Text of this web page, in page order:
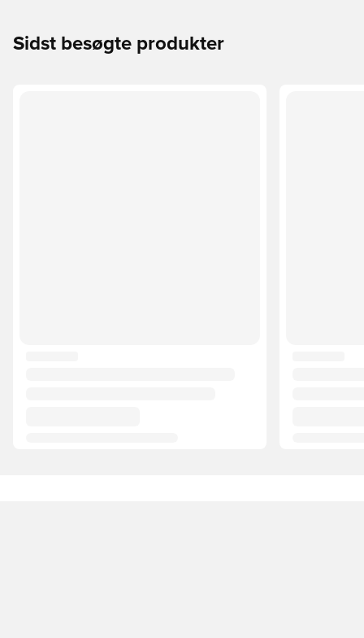
Sidst besøgte produkter